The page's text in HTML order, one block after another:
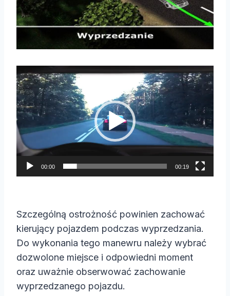
O
d
t
w
a
r
v
i
d
e
o
00:00 00:19
Szczególną ostrożność powinien zachować
kierujący pojazdem podczas wyprzedzania.
Do wykonania tego manewru należy wybrać
dozwolone miejsce i odpowiedni moment
oraz uważnie obserwować zachowanie
wyprzedzanego pojazdu.